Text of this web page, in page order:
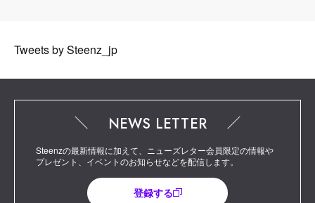
Tweets by Steenz_jp
NEWS LETTER
Steenzの最新情報に加えて、ニューズレター会員限定の情報や
プレゼント、イベントのお知らせなどを配信します。
登録する